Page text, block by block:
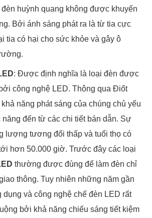
huỳnh quang không được khuyến
Bởi ánh sáng phát ra là từ tia cực
tia có hại cho sức khỏe và gây ô
: Được định nghĩa là loại đèn được
công nghệ LED. Thông qua Điốt
năng phát sáng của chúng chủ yếu
năng đến từ các chi tiết bán dẫn. Sự
lượng tương đối thấp và tuổi thọ có
hơn 50.000 giờ. Trước đây các loại
thường được đùng để làm đèn chỉ
thông. Tuy nhiên những năm gần
dụng và công nghệ chế đèn LED rất
bởi khả năng chiếu sáng tiết kiệm